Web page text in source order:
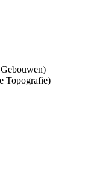
Topografie)